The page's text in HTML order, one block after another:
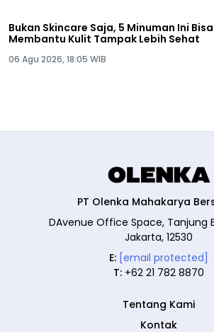
Bukan Skincare Saja, 5 Minuman Ini Bisa
Membantu Kulit Tampak Lebih Sehat
06 Agu 2026, 18:05 WIB
PT Olenka Mahakarya
DAvenue Office Space, Tanjung
Jakarta, 12530
E: [email protected]
T: +62 21 782 8870
Tentang Kami
Kontak